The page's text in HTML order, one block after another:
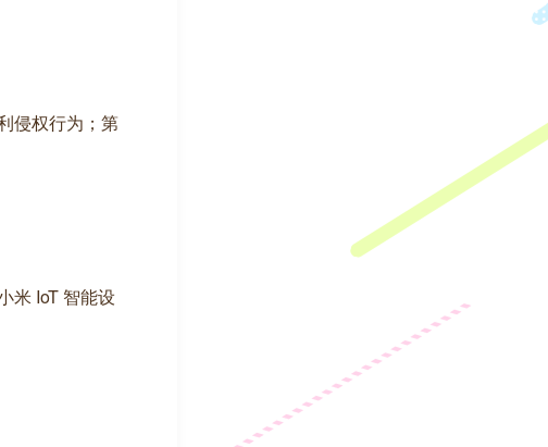
侵权行为；第
米 IoT 智能设